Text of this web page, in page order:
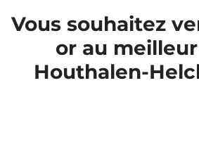
Vous souhaitez
or au
Houthalen-